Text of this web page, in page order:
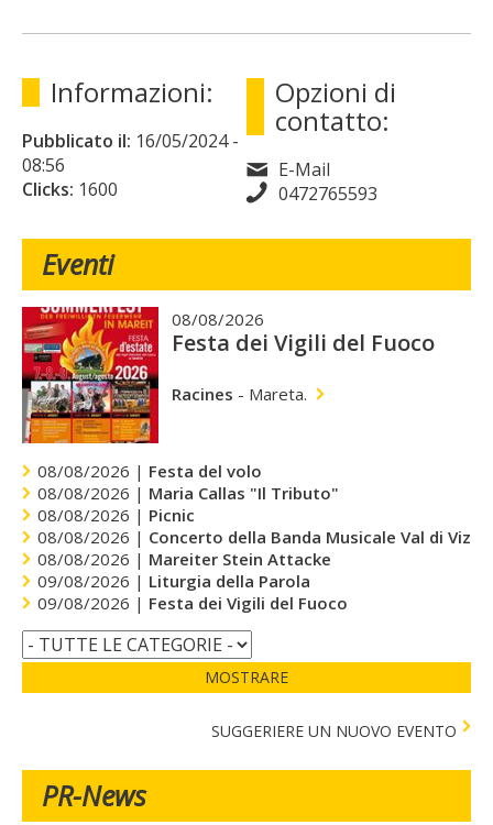
Informazioni:
Pubblicato il: 16/05/2024-
08:56
Clicks: 1600
Opzioni di
contatto:
E-Mail
0472765593
Eventi
08/08/2026
Festa dei Vigili del Fuoco
Racines - Mareta.
08/08/2026 | Festa del volo
08/08/2026 | Maria Callas "Il Tributo"
08/08/2026 | Picnic
08/08/2026 | Concerto della Banda Musicale Val di Vizze
08/08/2026 | Mareiter Stein Attacke
09/08/2026 | Liturgia della Parola
09/08/2026 | Festa dei Vigili del Fuoco
MOSTRARE
SUGGERIERE UN NUOVO EVENTO
PR-News